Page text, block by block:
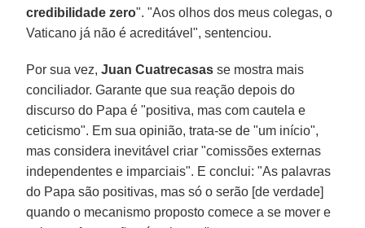
credibilidade zero". "Aos olhos dos meus colegas, o
Vaticano já não é acreditável", sentenciou.
Por sua vez,Juan Cuatrecasas se mostra mais
conciliador. Garante que sua reação depois do
discurso do Papa é "positiva, mas com cautela e
ceticismo". Em sua opinião, trata-se de "um início",
mas considera inevitável criar "comissões externas
independentes e imparciais". E conclui: "As palavras
do Papa são positivas, mas só o serão [de verdade]
quando o mecanismo proposto comece a se mover e